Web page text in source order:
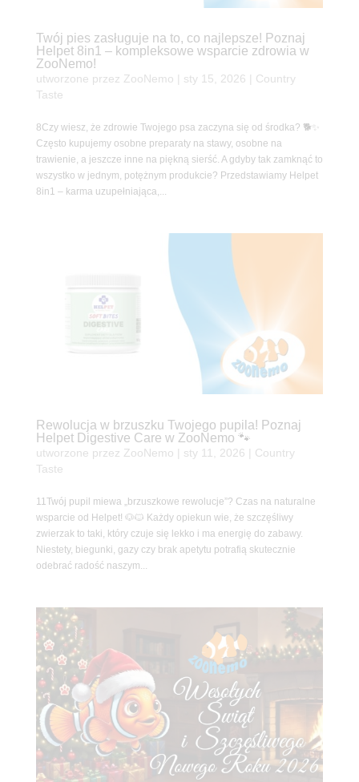
Twój pies zasługuje na to, co najlepsze! Poznaj
Helpet 8in1 – kompleksowe wsparcie zdrowia w
ZooNemo!
utworzone przez ZooNemo sty 15, 2026
Country
Taste
8Czy wiesz, że zdrowie Twojego psa zaczyna się od środka? 🐕✨
Często kupujemy osobne preparaty na stawy, osobne na
trawienie, a jeszcze inne na piękną sierść. A gdyby tak zamknąć to
wszystko w jednym, potężnym produkcie? Przedstawiamy Helpet
8in1 – karma uzupełniająca,...
Rewolucja w brzuszku Twojego pupila! Poznaj
Helpet Digestive Care w ZooNemo 🐾
utworzone przez ZooNemo sty 11, 2026
Country
Taste
11Twój pupil miewa „brzuszkowe rewolucje”? Czas na naturalne
wsparcie od Helpet! 🐶🐱 Każdy opiekun wie, że szczęśliwy
zwierzak to taki, który czuje się lekko i ma energię do zabawy.
Niestety, biegunki, gazy czy brak apetytu potrafią skutecznie
odebrać radość naszym...